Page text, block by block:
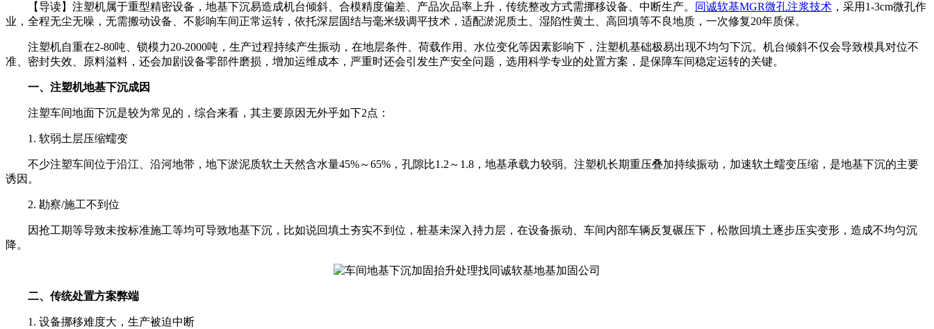
【导读】注塑机属于重型精密设备，地基下沉易造成机台倾斜、合模精度偏差、产品次品率上升，传统整改方式需挪移设备、中断生产。 同诚软基MGR微孔注浆技术 ，采用1-3cm微孔作
业，全程无尘无噪，无需搬动设备、不影响车间正常运转，依托深层固结与毫米级调平技术，适配淤泥质土、湿陷性黄土、高回填等不良地质，一次修复20年质保。
注塑机自重在2-80吨、锁模力20-2000吨，生产过程持续产生振动，在地层条件、荷载作用、水位变化等因素影响下，注塑机基础极易出现不均匀下沉。机台倾斜不仅会导致模具对位不
准、密封失效、原料溢料，还会加剧设备零部件磨损，增加运维成本，严重时还会引发生产安全问题，选用科学专业的处置方案，是保障车间稳定运转的关键。
一、注塑机地基下沉成因
注塑车间地面下沉是较为常见的，综合来看，其主要原因无外乎如下2点：
1. 软弱土层压缩蠕变
不少注塑车间位于沿江、沿河地带，地下淤泥质软土天然含水量45%～65%，孔隙比1.2～1.8，地基承载力较弱。注塑机长期重压叠加持续振动，加速软土蠕变压缩，是地基下沉的主要
诱因。
2. 勘察/施工不到位
因抢工期等导致未按标准施工等均可导致地基下沉，比如说回填土夯实不到位，桩基未深入持力层，在设备振动、车间内部车辆反复碾压下，松散回填土逐步压实变形，造成不均匀沉
降。
二、传统处置方案弊端
1. 设备挪移难度大，生产被迫中断